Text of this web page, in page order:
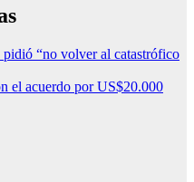
“no volver al catastrófico
el acuerdo por US$20.000